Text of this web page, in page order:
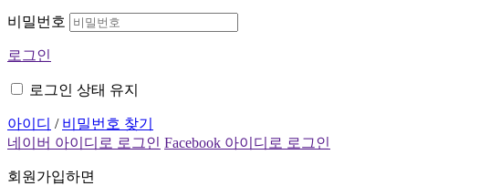
비밀번호
로그인
로그인 상태 유지
아이디 / 비밀번호 찾기
네이버 아이디로 로그인 Facebook 아이디로 로그인
회원가입하면